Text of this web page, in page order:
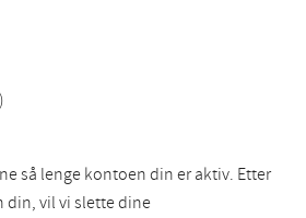
så lenge kontoen din er aktiv. Etter
din, vil vi slette dine